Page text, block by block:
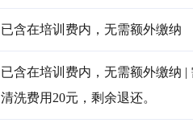
已含在培训费内，无需额外缴纳
已含在培训费内，无需额外缴纳
清洗费用20元，剩余退还。